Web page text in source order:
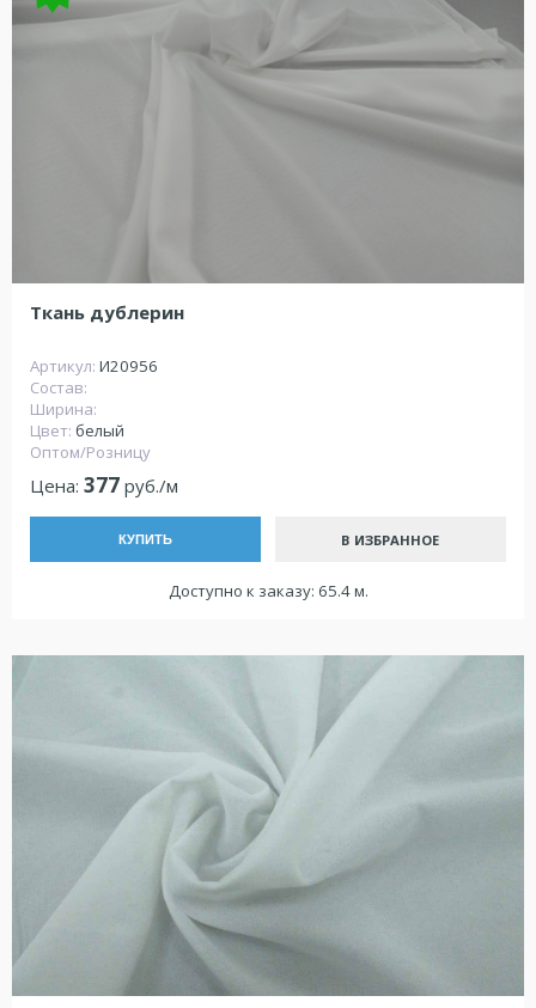
Ткань дублерин
Артикул: И20956
Состав:
Ширина:
Цвет: белый
Оптом/Розницу
Цена: 377 руб./м
КУПИТЬ В ИЗБРАННОЕ
Доступно к заказу: 65.4 м.